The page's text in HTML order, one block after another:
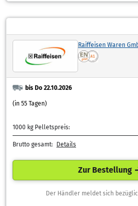
Raiffeisen Waren
bis Do 22.10.2026
(in 55 Tagen)
1000 kg Pelletspreis:
Brutto gesamt: Details
Zur Bestellung
Der Händler meldet sich